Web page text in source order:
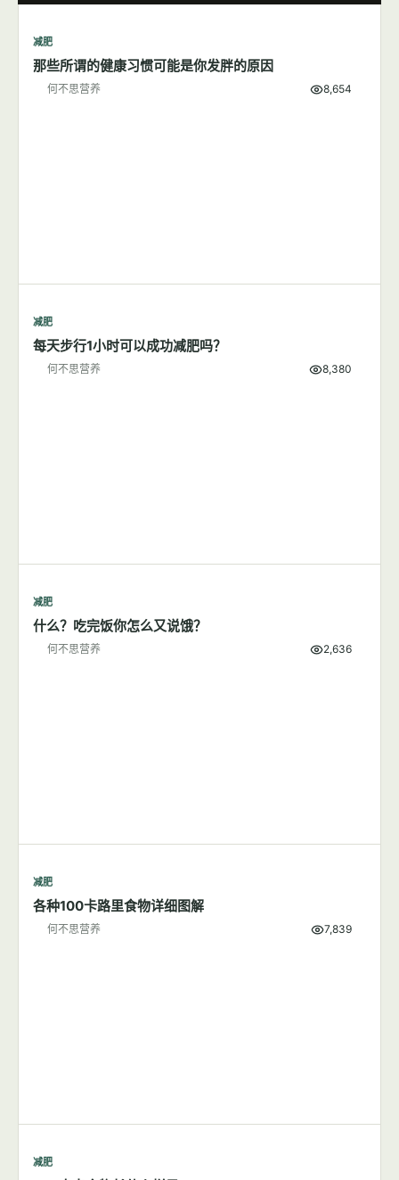
减肥
那些所谓的健康习惯可能是你发胖的原因
何不思营养 8,654
减肥
每天步行1小时可以成功减肥吗？
何不思营养 8,380
减肥
什么？吃完饭你怎么又说饿？
何不思营养 2,636
减肥
各种100卡路里食物详细图解
何不思营养 7,839
减肥